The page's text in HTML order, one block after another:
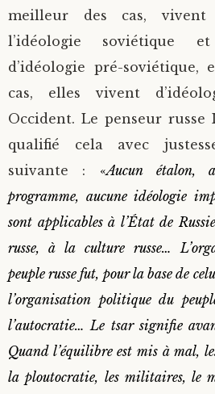
meilleur des cas,
l’idéologie soviétique
d’idéologie pré-
cas, elles vivent
Occident. Le penseur russe
qualifié cela avec
suivante : «Aucun étalon,
programme, aucune idéologie
sont applicables à l’État de
russe, à la culture russe…
peuple russe fut, pour la base de
l’organisation politique du
l’autocratie… Le tsar signifie
Quand l’équilibre est mis à mal,
la ploutocratie, les militaires, le